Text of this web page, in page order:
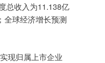
总收入为11.138亿
全球经济增长预测
现归属上市企业